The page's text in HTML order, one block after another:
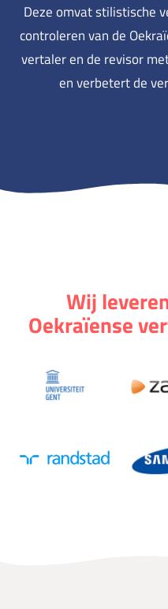
Deze omvat stilistische
controleren van de
vertaler en de revisor
en verbetert de
Wij
Oekraïense